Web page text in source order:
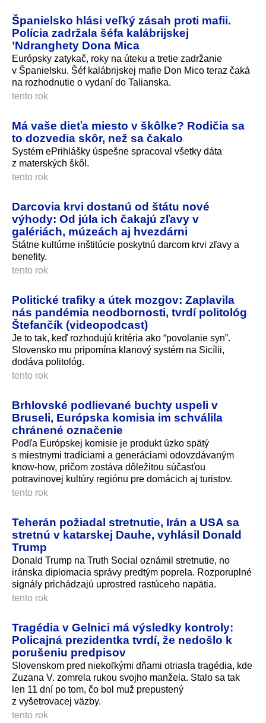
Španielsko hlási veľký zásah proti mafii.
Polícia zadržala šéfa kalábrijskej
’Ndranghety Dona Mica
Európsky zatykač, roky na úteku a tretie zadržanie
v Španielsku. Šéf kalábrijskej mafie Don Mico teraz čaká
na rozhodnutie o vydaní do Talianska.
tento rok
Má vaše dieťa miesto v škôlke? Rodičia sa
to dozvedia skôr, než sa čakalo
Systém ePrihlášky úspešne spracoval všetky dáta
z materských škôl.
tento rok
Darcovia krvi dostanú od štátu nové
výhody: Od júla ich čakajú zľavy v
galériách, múzeách aj hvezdárni
Štátne kultúrne inštitúcie poskytnú darcom krvi zľavy a
benefity.
tento rok
Politické trafiky a útek mozgov: Zaplavila
nás pandémia neodbornosti, tvrdí politológ
Štefančík (videopodcast)
Je to tak, keď rozhodujú kritéria ako “povolanie syn”.
Slovensko mu pripomína klanový systém na Sicílii,
dodáva politológ.
tento rok
Brhlovské podlievané buchty uspeli v
Bruseli, Európska komisia im schválila
chránené označenie
Podľa Európskej komisie je produkt úzko spätý
s miestnymi tradíciami a generáciami odovzdávaným
know-how, pričom zostáva dôležitou súčasťou
potravinovej kultúry regiónu pre domácich aj turistov.
tento rok
Teherán požiadal stretnutie, Irán a USA sa
stretnú v katarskej Dauhe, vyhlásil Donald
Trump
Donald Trump na Truth Social oznámil stretnutie, no
iránska diplomacia správy predtým poprela. Rozporuplné
signály prichádzajú uprostred rastúceho napätia.
tento rok
Tragédia v Gelnici má výsledky kontroly:
Policajná prezidentka tvrdí, že nedošlo k
porušeniu predpisov
Slovenskom pred niekoľkými dňami otriasla tragédia, kde
Zuzana V. zomrela rukou svojho manžela. Stalo sa tak
len 11 dní po tom, čo bol muž prepustený
z vyšetrovacej väzby.
tento rok